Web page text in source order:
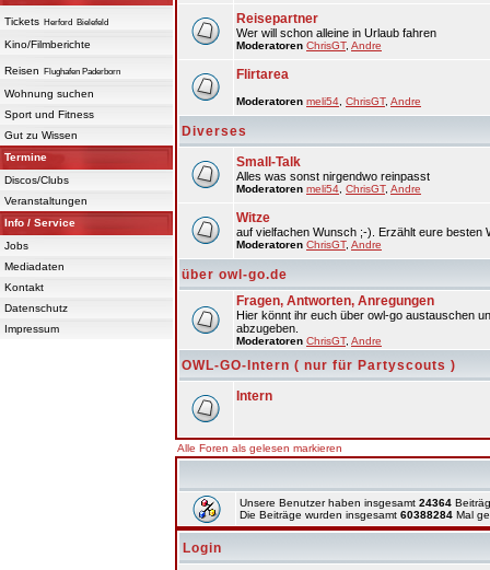
Tickets Herford Bielefeld
Kino/Filmberichte
Reisen Flughafen Paderborn
Wohnung suchen
Sport und Fitness
Gut zu Wissen
Termine
Discos/Clubs
Veranstaltungen
Info / Service
Jobs
Mediadaten
Kontakt
Datenschutz
Impressum
Reisepartner
Wer will schon alleine in Urlaub fahren
Moderatoren ChrisGT, Andre
Flirtarea
Moderatoren meli54 ChrisGT, Andre
Diverses
Small-Talk
Alles was sonst nirgendwo reinpasst
Moderatoren meli54 ChrisGT, Andre
Witze
auf vielfachen Wunsch ;-). Erzählt eure besten
Moderatoren ChrisGT, Andre
über owl-go.de
Fragen, Antworten, Anregungen
Hier könnt ihr euch über owl-go austauschen
abzugeben.
Moderatoren ChrisGT, Andre
OWL-GO-Intern ( nur für Partyscouts )
Intern
Alle Foren als gelesen markieren
Unsere Benutzer haben insgesamt 24364
Die Beiträge wurden insgesamt 60388284 Mal
Login